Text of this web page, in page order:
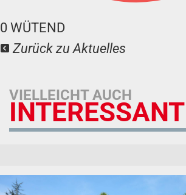
0 WÜTEND
Zurück zu Aktuelles
VIELLEICHT AUCH
INTERESSANT